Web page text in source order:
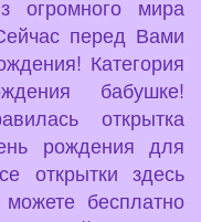
огромного мира
перед Вами
Категория
бабушке!
открытка
рождения для
открытки здесь
бесплатно